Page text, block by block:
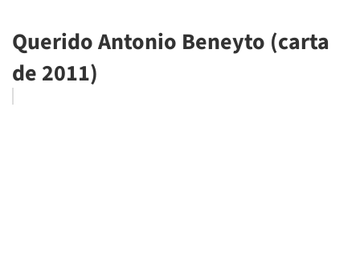
Querido Antonio Beneyto (carta
de 2011)